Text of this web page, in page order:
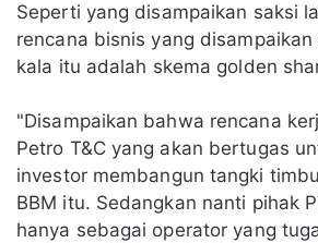
Seperti yang disampaikan saksi
rencana bisnis yang
kala itu adalah skema golden
"Disampaikan bahwa rencana
Petro T&C yang akan bertugas
investor membangun tangki
BBM itu. Sedangkan nanti pihak
hanya sebagai operator yang